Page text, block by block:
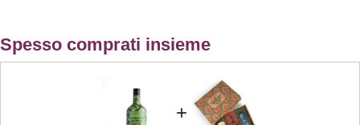
Spesso comprati insieme
+